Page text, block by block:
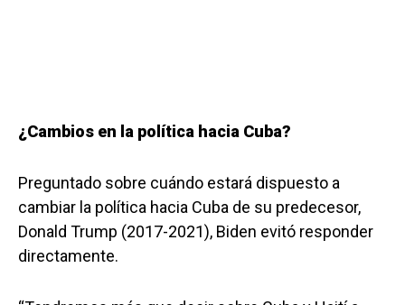
¿Cambios en la política hacia Cuba?
Preguntado sobre cuándo estará dispuesto a
cambiar la política hacia Cuba de su predecesor,
Donald Trump (2017-2021), Biden evitó responder
directamente.